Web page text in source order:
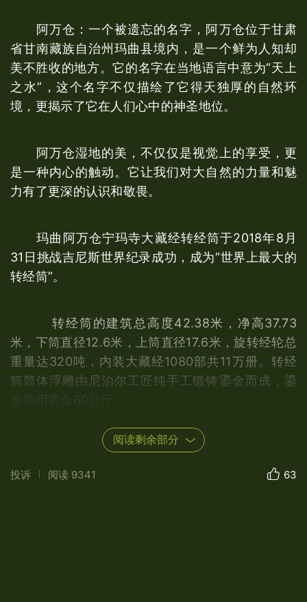
阿万仓：一个被遗忘的名字，阿万仓位于甘肃
省甘南藏族自治州玛曲县境内，是一个鲜为人知却
美不胜收的地方。它的名字在当地语言中意为“天上
之水”，这个名字不仅描绘了它得天独厚的自然环
境，更揭示了它在人们心中的神圣地位。
阿万仓湿地的美，不仅仅是视觉上的享受，更
是一种内心的触动。它让我们对大自然的力量和魅
力有了更深的认识和敬畏。
玛曲阿万仓宁玛寺大藏经转经筒于2018年8月
31日挑战吉尼斯世界纪录成功，成为“世界上最大的
转经筒”。
转经筒的建筑总高度42.38米，净高37.73
米，下筒直径12.6米，上筒直径17.6米，旋转经轮总
重量达320吨，内装大藏经1080部共11万册。转经
筒筒体浮雕由尼泊尔工匠纯手工锻铸鎏金而成，鎏
一，是摄影爱好者的天堂。‌这里水草丰茂，湖泊星
阅读剩余部分
投诉 阅读 9341 63